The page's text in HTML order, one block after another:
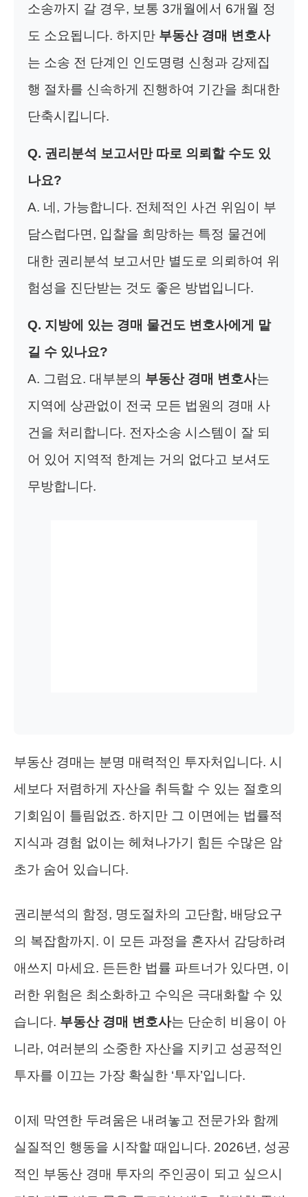
소송까지 갈 경우, 보통 3개월에서 6개월 정
도 소요됩니다. 하지만 부동산 경매 변호사
는 소송 전 단계인 인도명령 신청과 강제집
행 절차를 신속하게 진행하여 기간을 최대한
단축시킵니다.
Q. 권리분석 보고서만 따로 의뢰할 수도 있
나요?
A. 네, 가능합니다. 전체적인 사건 위임이 부
담스럽다면, 입찰을 희망하는 특정 물건에
대한 권리분석 보고서만 별도로 의뢰하여 위
험성을 진단받는 것도 좋은 방법입니다.
Q. 지방에 있는 경매 물건도 변호사에게 맡
길 수 있나요?
A. 그럼요. 대부분의 부동산 경매 변호사는
지역에 상관없이 전국 모든 법원의 경매 사
건을 처리합니다. 전자소송 시스템이 잘 되
어 있어 지역적 한계는 거의 없다고 보셔도
무방합니다.
부동산 경매는 분명 매력적인 투자처입니다. 시
세보다 저렴하게 자산을 취득할 수 있는 절호의
기회임이 틀림없죠. 하지만 그 이면에는 법률적
지식과 경험 없이는 헤쳐나가기 힘든 수많은 암
초가 숨어 있습니다.
권리분석의 함정, 명도절차의 고단함, 배당요구
의 복잡함까지. 이 모든 과정을 혼자서 감당하려
애쓰지 마세요. 든든한 법률 파트너가 있다면, 이
러한 위험은 최소화하고 수익은 극대화할 수 있
습니다. 부동산 경매 변호사는 단순히 비용이 아
니라, 여러분의 소중한 자산을 지키고 성공적인
투자를 이끄는 가장 확실한 ‘투자’입니다.
이제 막연한 두려움은 내려놓고 전문가와 함께
실질적인 행동을 시작할 때입니다. 2026년, 성공
적인 부동산 경매 투자의 주인공이 되고 싶으시